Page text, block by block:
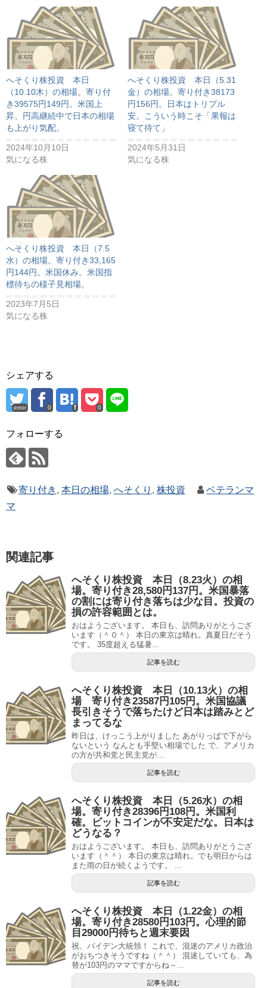
へそくり株投資 本日
（10.10木）の相場。寄り付
き39575円149円。米国上
昇、円高継続中で日本の相場
も上がり気配。
2024年10月10日
気になる株
へそくり株投資 本日（5.31
金）の相場。寄り付き38173
円156円。日本はトリプル
安。こういう時こそ「果報は
寝て待て」
2024年5月31日
気になる株
へそくり株投資 本日（7.5
水）の相場。寄り付き33,165
円144円。米国休み。米国指
標待ちの様子見相場。
2023年7月5日
気になる株
シェアする
error 0 0
フォローする
寄り付き , 本日の相場, へそくり , 株投資
ベテランマ
マ
関連記事
へそくり株投資 本日（8.23火）の相
場。寄り付き28,580円137円。米国暴落
の割には寄り付き落ちは少な目。投資の
損の許容範囲とは。
おはようございます。 本日も、訪問ありがとうござ
います（＾０＾） 本日の東京は晴れ。真夏日だそう
です。 35度超える猛暑...
記事を読む
へそくり株投資 本日（10.13火）の相
場 寄り付き23587円105円。米国協議
長引きそうで落ちたけど日本は踏みとど
まってるな
昨日は、けっこう上がりました あがりっぱで下がら
ないという なんとも手堅い相場でした で、アメリカ
の方が共和党と民主党が...
記事を読む
へそくり株投資 本日（5.26水）の相
場。寄り付き28396円108円。米国利
確。ビットコインが不安定だな。日本は
どうなる？
おはようございます。 本日も、訪問ありがとうござ
います（＾＾） 本日の東京は晴れ。でも明日からは
また雨の日が続くようです。 ...
記事を読む
へそくり株投資 本日（1.22金）の相
場。寄り付き28580円103円。心理的節
目29000円待ちと週末要因
祝、バイデン大統領！ これで、混迷のアメリカ政治
がおちつきそうですね（＾＾） 混迷していても、為
替が103円のママですからね～...
記事を読む